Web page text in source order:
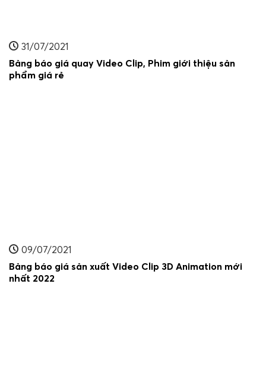
31/07/2021
Bảng báo giá quay Video Clip, Phim giới thiệu sản
phẩm giá rẻ
09/07/2021
Bảng báo giá sản xuất Video Clip 3D Animation mới
nhất 2022